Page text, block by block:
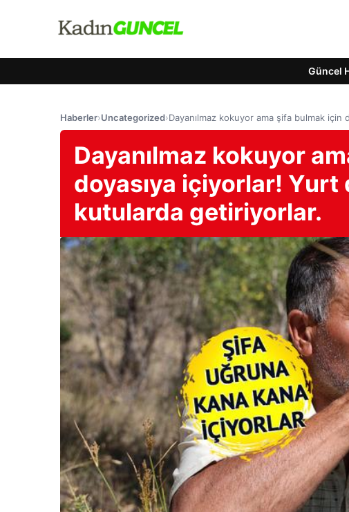
Güncel
Haberler›Uncategorized›Dayanılmaz kokuyor ama şifa bulmak
Dayanılmaz kokuyor
doyasıya içiyorlar! Yurt
kutularda getiriyorlar.